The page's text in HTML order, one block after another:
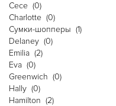
Cece (0)
Charlotte (0)
Cумки-шопперы (1)
Delaney (0)
Emilia (2)
Eva (0)
Greenwich (0)
Hally (0)
Hamilton (2)